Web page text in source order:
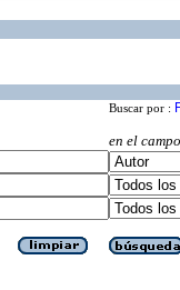
Buscar por :
en el campo